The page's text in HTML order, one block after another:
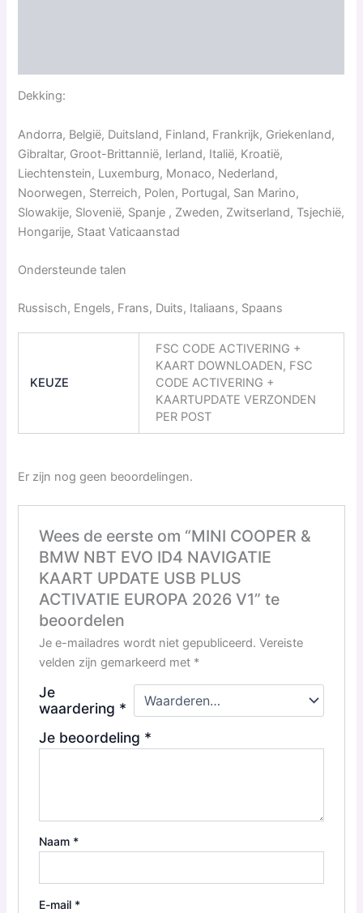
Dekking:
Andorra, België, Duitsland, Finland, Frankrijk, Griekenland,
Gibraltar, Groot-Brittannië, Ierland, Italië, Kroatië,
Liechtenstein, Luxemburg, Monaco, Nederland,
Noorwegen, Sterreich, Polen, Portugal, San Marino,
Slowakije, Slovenië, Spanje , Zweden, Zwitserland, Tsjechië,
Hongarije, Staat Vaticaanstad
Ondersteunde talen
Russisch, Engels, Frans, Duits, Italiaans, Spaans
KEUZE
FSC CODE ACTIVERING +
KAART DOWNLOADEN, FSC
CODE ACTIVERING +
KAARTUPDATE VERZONDEN
PER POST
Er zijn nog geen beoordelingen.
Wees de eerste om “MINI COOPER &
BMW NBT EVO ID4 NAVIGATIE
KAART UPDATE USB PLUS
ACTIVATIE EUROPA 2026 V1” te
beoordelen
Je e-mailadres wordt niet gepubliceerd. Vereiste
velden zijn gemarkeerd met *
Je
waardering *
Je beoordeling *
Naam *
E-mail *